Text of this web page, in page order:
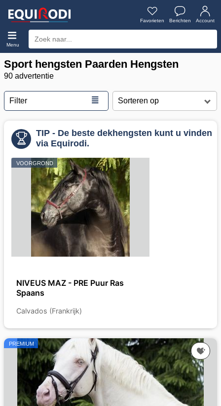
Favorieten Berichten Account
Menu
Sport hengsten Paarden Hengsten
90 advertentie
Filter ≣
TIP - De beste dekhengsten kunt u vinden
via Equirodi.
VOORGROND
NIVEUS MAZ - PRE Puur Ras
Spaans
Calvados (Frankrijk)
PREMIUM